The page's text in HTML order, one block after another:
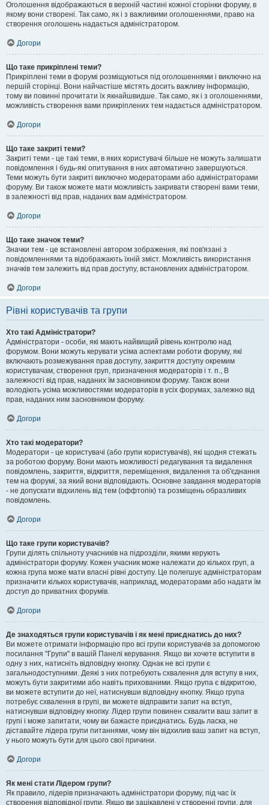
Оголошення відображаються в верхній частині кожної сторінки форуму, в
якому вони створені. Так само, як і з важливими оголошеннями, право на
створення оголошень надається адміністратором.
Догори
Що таке прикріплені теми?
Прикріплені теми в форумі розміщуються під оголошеннями і виключно на
першій сторінці. Вони найчастіше містять досить важливу інформацію,
тому ви повинні прочитати їх якнайшвидше. Так само, як і з оголошеннями,
можливість створення вами прикріплених тем надається адміністратором.
Догори
Що таке закриті теми?
Закриті теми - це такі теми, в яких користувачі більше не можуть залишати
повідомлення і будь-які опитування в них автоматично завершуються.
Теми можуть бути закриті виключно модераторами або адміністраторами
форуму. Ви також можете мати можливість закривати створені вами теми,
в залежності від прав, наданих вам адміністратором.
Догори
Що таке значок теми?
Значки тем - це встановлені автором зображення, які пов'язані з
повідомленнями та відображають їхній зміст. Можливість використання
значків тем залежить від прав доступу, встановлених адміністратором.
Догори
Рівні користувачів та групи
Хто такі Адміністратори?
Адміністратори - особи, які мають найвищий рівень контролю над
форумом. Вони можуть керувати усіма аспектами роботи форуму, які
включають розмежування прав доступу, закриття доступу окремим
користувачам, створення груп, призначення модераторів і т. п., В
залежності від прав, наданих їм засновником форуму. Також вони
володіють усіма можливостями модераторів в усіх форумах, залежно від
прав, наданих ним засновником форуму.
Догори
Хто такі модератори?
Модератори - це користувачі (або групи користувачів), які щодня стежать
за роботою форуму. Вони мають можливості редагування та видалення
повідомлень, закриття, відкриття, переміщення, видалення та об'єднання
тем на форумі, за який вони відповідають. Основне завдання модераторів
- не допускати відхилень від тем (оффтопік) та розміщень образливих
повідомлень.
Догори
Що таке групи користувачів?
Групи ділять спільноту учасників на підрозділи, якими керують
адміністратори форуму. Кожен учасник може належати до кількох груп, а
кожна група може мати власні рівні доступу. Це полегшує адміністраторам
призначити кількох користувачів, наприклад, модераторами або надати їм
доступ до приватних форумів.
Догори
Де знаходяться групи користувачів і як мені приєднатись до них?
Ви можете отримати інформацію про всі групи користувачів за допомогою
посилання "Групи" в вашій Панелі керування. Якщо ви хочете вступити в
одну з них, натисніть відповідну кнопку. Однак не всі групи є
загальнодоступними. Деякі з них потребують схвалення для вступу в них,
можуть бути закритими або навіть прихованими. Якщо група є відкритою,
ви можете вступити до неї, натиснувши відповідну кнопку. Якщо група
потребує схвалення в групі, ви можете відправити запит на вступ,
натиснувши відповідну кнопку. Лідер групи повинен схвалити ваш запит в
групі і може запитати, чому ви бажаєте приєднатись. Будь ласка, не
діставайте лідера групи питаннями, чому він відхилив ваш запит на вступ,
у нього можуть бути для цього свої причини.
Догори
Як мені стати Лідером групи?
Як правило, лідерів призначають адміністратори форуму, під час їх
створення відповідної групи. Якщо ви зацікавлені у створенні групи, для